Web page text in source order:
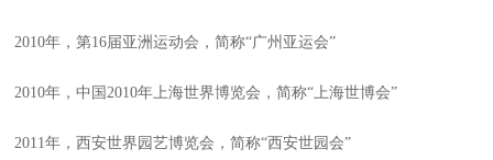
2010年，第16届亚洲运动会，简称“广州亚运会”
2010年，中国 2010年上海世界博览会，简称“上海世博会”
2011年，西安世界园艺博览会，简称“西安世园会”